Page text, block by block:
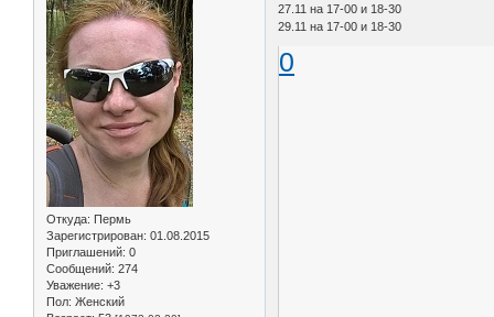
Откуда: Пермь
Зарегистрирован: 01.08.2015
Приглашений: 0
Сообщений: 274
Уважение: +3
Пол: Женский
27.11 на 17-00 и 18-30
29.11 на 17-00 и 18-30
0